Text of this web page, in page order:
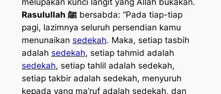
melupakan kunci langit yang Allah bukakan.
Rasulullah ﷺbersabda: “Pada tiap-tiap
pagi, lazimnya seluruh persendian kamu
menunaikan sedekah. Maka, setiap tasbih
adalah sedekah, setiap tahmid adalah
sedekah, setiap tahlil adalah sedekah,
setiap takbir adalah sedekah, menyuruh
kepada yang ma’ruf adalah sedekah, dan